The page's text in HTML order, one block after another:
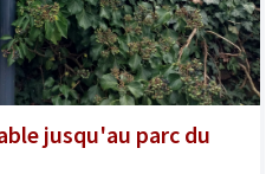
jusqu'au parc du